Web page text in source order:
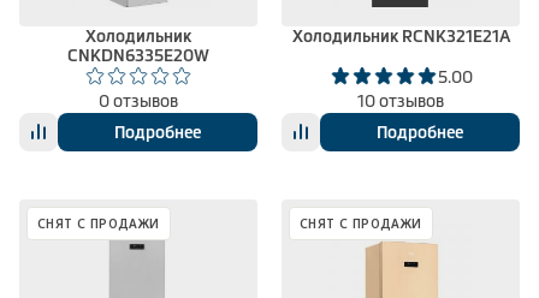
Холодильник
CNKDN6335E20W
0 отзывов
Подробнее
Холодильник RCNK321E21A
5.00
10 отзывов
Подробнее
СНЯТ С ПРОДАЖИ СНЯТ С ПРОДАЖИ